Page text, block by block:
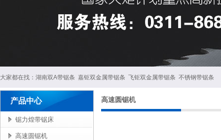
大家都在找： 湖南双A带锯条 嘉钜双金属带锯条 飞钜双金属带锯条 不锈钢带锯条
产品中心
锯力煌带锯床
高速圆锯机
高速圆锯机